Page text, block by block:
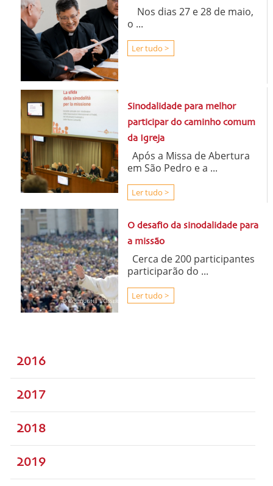
Nos dias 27 e 28 de maio,
o ...
Ler tudo >
Sinodalidade para melhor
participar do caminho comum
da Igreja
Após a Missa de Abertura
em São Pedro e a ...
Ler tudo >
O desafio da sinodalidade para
a missão
Cerca de 200 participantes
participarão do ...
Ler tudo >
2016
2017
2018
2019